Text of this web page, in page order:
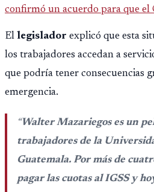
confirmó un acuerdo para que
opere en Guatemala a partir de
fallido con la administración
Público.
El legislador explicó que esta
los trabajadores accedan a
que podría tener consecuencias
emergencia.
“Walter Mazariegos es un
trabajadores de la
Guatemala. Por más de
pagar las cuotas al IGSS y